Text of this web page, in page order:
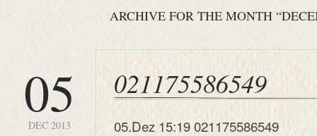
ARCHIVE FOR THE MONTH
05
DEC 2013
021175586549
05.Dez 15:19 021175586549